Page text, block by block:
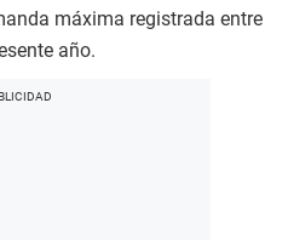
máxima registrada entre
año.